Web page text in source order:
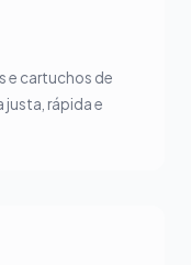
e cartuchos de
rápida e